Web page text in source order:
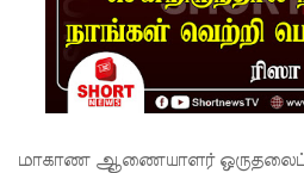
காரணமா
க சில
மாகாண ஆணையாளர்